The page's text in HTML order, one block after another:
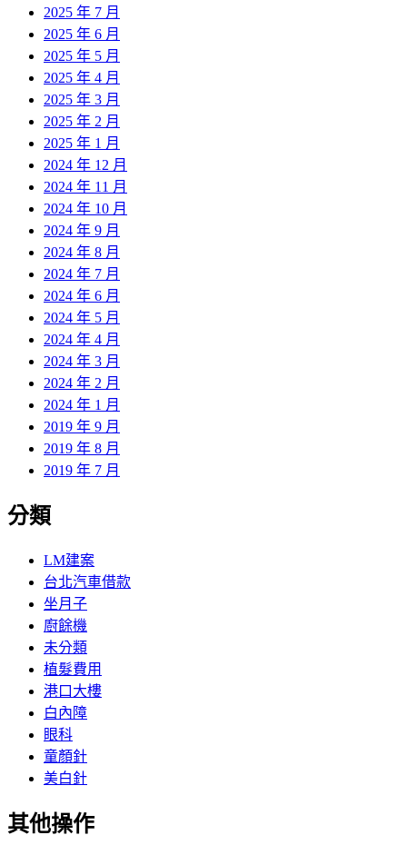
2025 年 7 月
2025 年 6 月
2025 年 5 月
2025 年 4 月
2025 年 3 月
2025 年 2 月
2025 年 1 月
2024 年 12 月
2024 年 11 月
2024 年 10 月
2024 年 9 月
2024 年 8 月
2024 年 7 月
2024 年 6 月
2024 年 5 月
2024 年 4 月
2024 年 3 月
2024 年 2 月
2024 年 1 月
2019 年 9 月
2019 年 8 月
2019 年 7 月
分類
LM建案
台北汽車借款
坐月子
廚餘機
未分類
植髮費用
港口大樓
白內障
眼科
童顏針
美白針
其他操作